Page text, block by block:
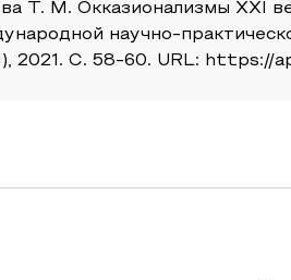
Т. М. Окказионализмы XXI
научно-
2021. С. 58-60. URL: https://